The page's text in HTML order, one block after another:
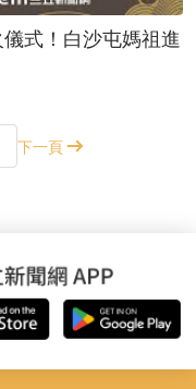
式！白沙屯媽祖進
下一頁